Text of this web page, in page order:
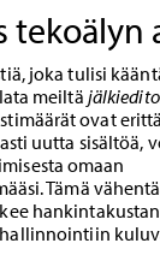
tekoälyn
joka tulisi
meiltä
ovat
uutta sisältöä,
omaan
Tämä